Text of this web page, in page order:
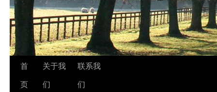
跳
至
首
页
关于我
们
联系我
们